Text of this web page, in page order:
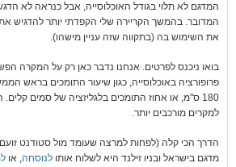
המדגם לא תלוי בגודל האוכלוסייה, אבל כנראה לא
המדובר. בהמשך הקריירה שלי הקפדתי יותר להדגיש
את השימוש בה (בתקווה שזה עניין מישהו).
בואו ניכנס לפרטים. אנחנו נדבר כאן רק על המקרה
פרופורציה באוכלוסייה, כגון שיעור התומכים בראש
180 ס"מ, או אחוז התומכים בלגליזציה של סמים
למקרים מורכבים יותר.
הדרך הכי קלה (לפחות למרצה שעומד מול סטודנט
מדגם בישראל ובניו זילנד היא לשלוח אותו לנוסחה, או